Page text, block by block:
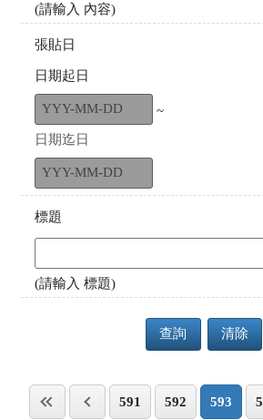
(請輸入 內容)
張貼日
日期起日
~
日期迄日
標題
(請輸入 標題)
查詢 清除
591 592 593